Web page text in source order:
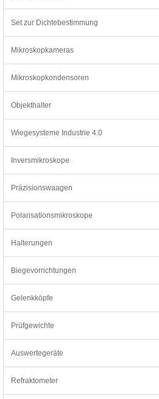
Set zur Dichtebestimmung
Mikroskopkameras
Mikroskopkondensoren
Objekthalter
Wiegesysteme Industrie 4.0
Inversmikroskope
Präzisionswaagen
Polarisationsmikroskope
Halterungen
Biegevorrichtungen
Gelenkköpfe
Prüfgewichte
Auswertegeräte
Refraktometer